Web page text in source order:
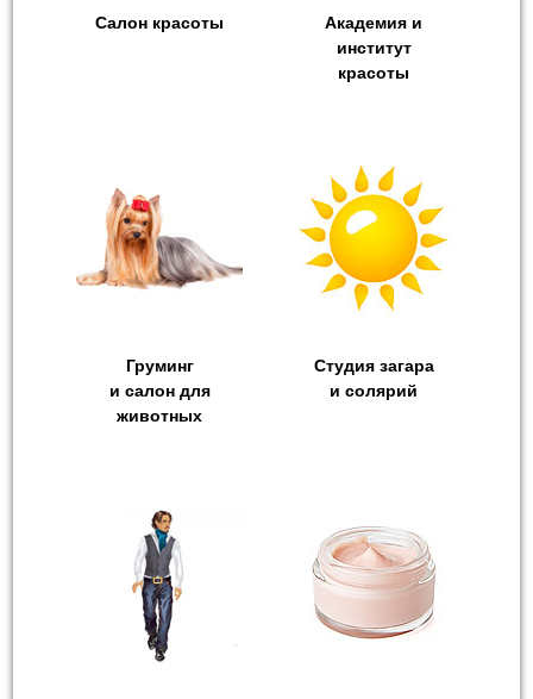
Салон красоты
Академия и
институт
красоты
Груминг
и салон для
животных
Студия загара
и cолярий